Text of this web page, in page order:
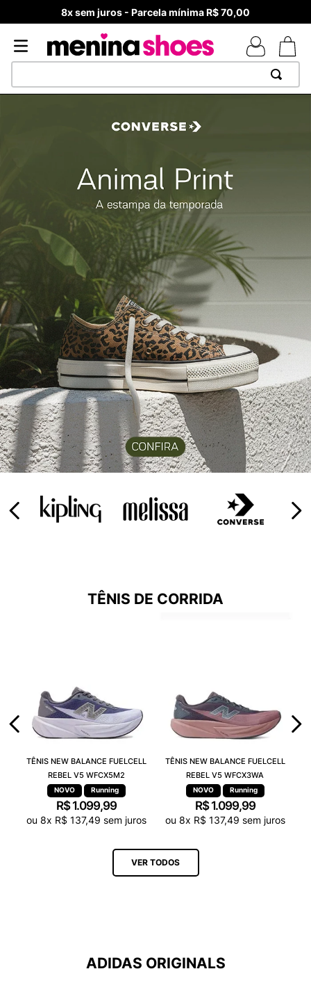
Frete Grátis – Acima de R$ 99,90 Brasil
TÊNIS DE CORRIDA
TÊNIS NEW BALANCE FUELCELL
REBEL V5 WFCX5M2
Running
R$ 1.099,99
ou 8x R$ 137,49 sem juros
TÊNIS NEW BALANCE FUELCELL
REBEL V5 WFCX3WA
Running
R$ 1.099,99
ou 8x R$ 137,49 sem juros
VER TODOS
ADIDAS ORIGINALS
TÊNIS NEWS BALANCE 530
MELISSAS MINI BABY
5º
ADIDAS
6
SAMBA
MELISSA SLIDE
8
NEW BALANCE 204L
9º
NEW 530
10º VANS TÊNIS VANS ULTRARANGE